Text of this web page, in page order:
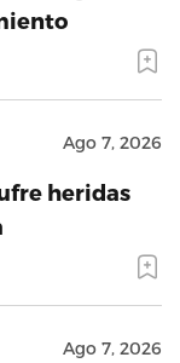
Ago 7, 2026
heridas
Ago 7, 2026